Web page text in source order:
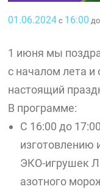
01.06.2024 с 16:00 до
1 июня мы
с началом лета
настоящий
В программе:
С 16:00 до
изготовлению
ЭКО-игрушек
азотного